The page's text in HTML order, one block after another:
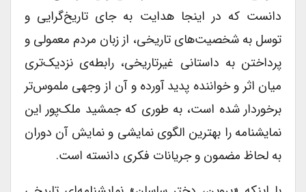
دانست که در اینجا هدایت به جای تاریخ‌گرایی و
توسل به شخصیت‌های تاریخی، از زبان مردم معمولی و
پرداختن به داستانی غیرتاریخی، رابطه‌ی نزدیک‌تری
میان اثر و خواننده پدید آورده و آن از وجهی ملموس‌تر
برخوردار شده است، به طوری که جمشید ملک‌پور این
نمایشنامه را بهترین الگوی نمایشی و نمایش آن دوران
به لحاظ مضمون و جریانات فکری دانسته است.